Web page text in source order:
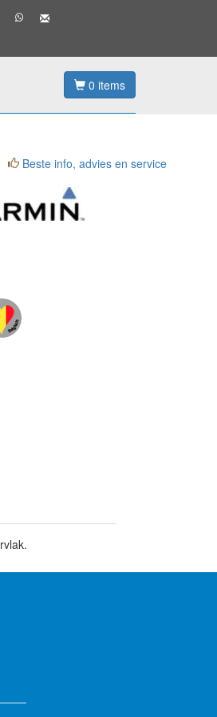
0 items
Beste info, advies en service